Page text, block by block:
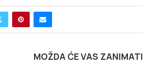
MOŽDA ĆE VAS ZANIMATI